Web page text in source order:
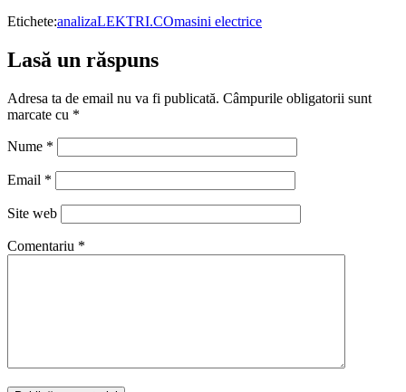
Etichete:analizaLEKTRI.COmasini electrice
Lasă un răspuns
Adresa ta de email nu va fi publicată. Câmpurile obligatorii sunt
marcate cu *
Nume *
Email *
Site web
Comentariu *